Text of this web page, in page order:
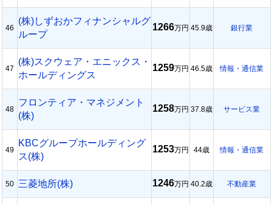
46
(株)しずおかフィナンシャルグ
ループ
1266万円 45.9歳 銀行業
47
(株)スクウェア・エニックス・
ホールディングス
1259万円 46.5歳 情報・通信業
48
フロンティア・マネジメント
(株)
1258万円 37.8歳 サービス業
49
KBCグループホールディング
ス(株)
1253万円 44歳 情報・通信業
50 三菱地所(株) 1246万円 40.2歳 不動産業